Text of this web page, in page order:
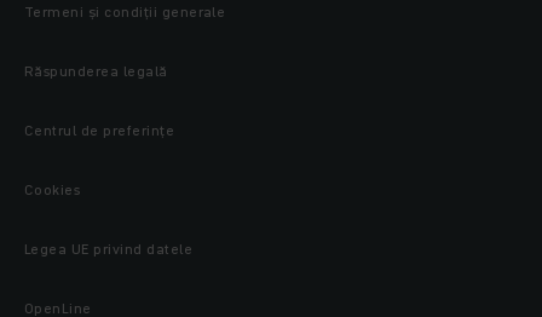
Termeni și condiții generale
Răspunderea legală
Centrul de preferințe
Cookies
Legea UE privind datele
OpenLine